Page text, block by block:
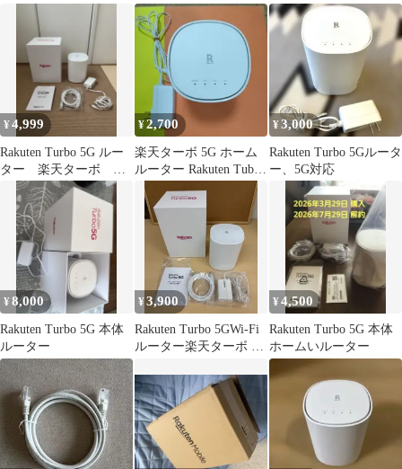
¥4,999
Rakuten Turbo 5G ルー
ター 楽天ターボ
SIMなし
¥2,700
楽天ターボ 5G ホーム
ルーター Rakuten Tubo
本体
¥3,000
Rakuten Turbo 5Gルータ
ー、5G対応
¥8,000
Rakuten Turbo 5G 本体
ルーター
¥3,900
Rakuten Turbo 5GWi-Fi
ルーター楽天ターボ ル
¥4,500
Rakuten Turbo 5G 本体
ホームいルーター